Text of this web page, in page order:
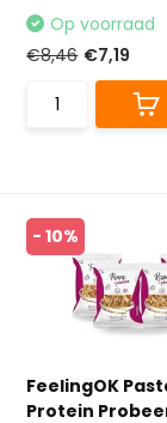
Op voorraad
€8,46 €7,19
- 10%
FeelingOK
Protein